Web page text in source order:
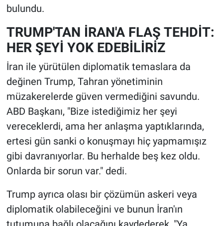
bulundu.
TRUMP'TAN İRAN'A FLAŞ TEHDİT:
HER ŞEYİ YOK EDEBİLİRİZ
İran ile yürütülen diplomatik temaslara da
değinen Trump, Tahran yönetiminin
müzakerelerde güven vermediğini savundu.
ABD Başkanı, "Bize istediğimiz her şeyi
vereceklerdi, ama her anlaşma yaptıklarında,
ertesi gün sanki o konuşmayı hiç yapmamışız
gibi davranıyorlar. Bu herhalde beş kez oldu.
Onlarda bir sorun var." dedi.
Trump ayrıca olası bir çözümün askeri veya
diplomatik olabileceğini ve bunun İran'ın